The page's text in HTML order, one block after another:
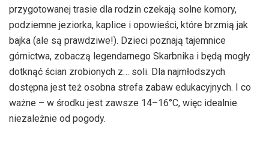
przygotowanej trasie dla rodzin czekają solne komory,
podziemne jeziorka, kaplice i opowieści, które brzmią jak
bajka (ale są prawdziwe!). Dzieci poznają tajemnice
górnictwa, zobaczą legendarnego Skarbnika i będą mogły
dotknąć ścian zrobionych z… soli. Dla najmłodszych
dostępna jest też osobna strefa zabaw edukacyjnych. I co
ważne – w środku jest zawsze 14–16°C, więc idealnie
niezależnie od pogody.